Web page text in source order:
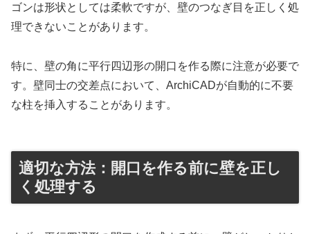
ゴンは形状としては柔軟ですが、壁のつなぎ目を正しく処
理できないことがあります。
特に、壁の角に平行四辺形の開口を作る際に注意が必要で
す。壁同士の交差点において、ArchiCADが自動的に不要
な柱を挿入することがあります。
適切な方法：開口を作る前に壁を正し
く処理する